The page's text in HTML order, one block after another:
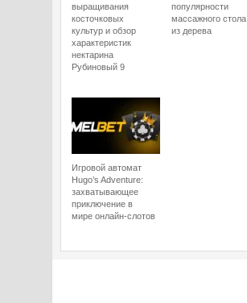
выращивания
косточковых
культур и обзор
характеристик
нектарина
Рубиновый 9
популярности
массажного стола
из дерева
Игровой автомат
Hugo’s Adventure:
захватывающее
приключение в
мире онлайн-слотов